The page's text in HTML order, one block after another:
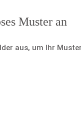
Muster an
aus, um Ihr